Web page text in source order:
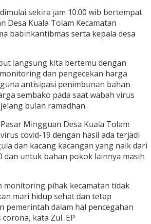
sekira jam 10.00 wib bertempat
Desa Kuala Tolam Kecamatan
babinkantibmas serta kepala desa
langsung kita bertemu dengan
dan pengecekan harga
antisipasi penimbunan bahan
sembako pada saat wabah virus
bulan ramadhan.
Mingguan Desa Kuala Tolam
covid-19 dengan hasil ada terjadi
dan kacang kacangan yang naik dari
dan untuk bahan pokok lainnya masih
monitoring pihak kecamatan tidak
mari hidup sehat dan tetap
pemerintah dalam hal pencegahan
kata Zul .EP